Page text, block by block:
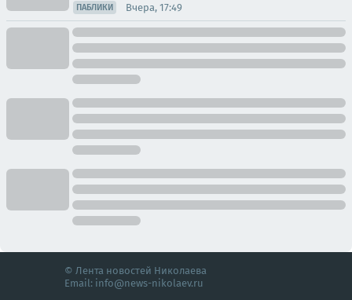
ПАБЛИКИ Вчера, 17:49
© Лента новостей Николаева
Email: info@news-nikolaev.ru